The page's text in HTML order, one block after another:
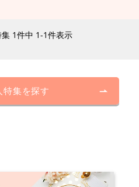
1件中 1-1件表示
特集を探す